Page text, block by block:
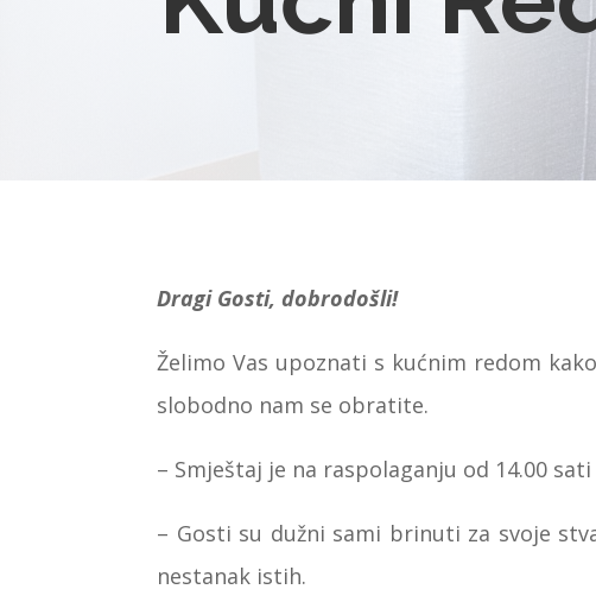
Dragi Gosti, dobrodošli!
Želimo Vas upoznati s kućnim redom
slobodno nam se obratite.
– Smještaj je na raspolaganju od 14.00
– Gosti su dužni sami brinuti za svoje
nestanak istih.